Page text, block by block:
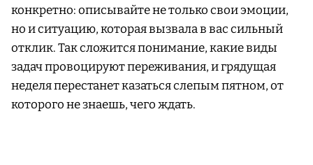
конкретно: описывайте не только свои эмоции,
но и ситуацию, которая вызвала в вас сильный
отклик. Так сложится понимание, какие виды
задач провоцируют переживания, и грядущая
неделя перестанет казаться слепым пятном, от
которого не знаешь, чего ждать.